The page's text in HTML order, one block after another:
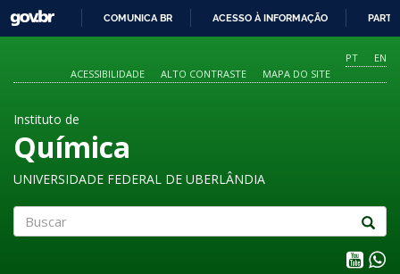
O
CONTEÚDO
GOVBR
COMUNICA BR ACESSO À INFORMAÇÃO
PT
EN
ACESSIBILIDADE
ALTO CONTRASTE MAPA DO SITE
Instituto de
Química
UNIVERSIDADE FEDERAL DE UBERLÂNDIA